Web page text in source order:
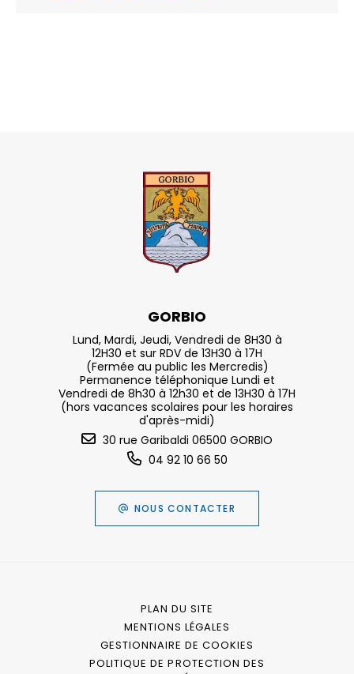
GORBIO
Lund, Mardi, Jeudi, Vendredi de 8H30 à
12H30 et sur RDV de 13H30 à 17H
(Fermée au public les Mercredis)
Permanence téléphonique Lundi et
Vendredi de 8h30 à 12h30 et de 13H30 à 17H
(hors vacances scolaires pour les horaires
d'après-midi)
30 rue Garibaldi 06500 GORBIO
04 92 10 66 50
NOUS CONTACTER
PLAN DU SITE
MENTIONS LÉGALES
GESTIONNAIRE DE COOKIES
POLITIQUE DE PROTECTION DES